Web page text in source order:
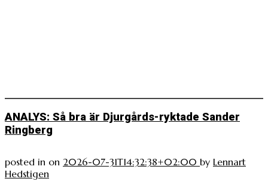
ANALYS: Så bra är Djurgårds-ryktade Sander
Ringberg
posted in on 2026-07-31T14:32:38+02:00 by Lennart
Hedstigen